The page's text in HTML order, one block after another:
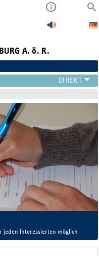
A. ö. R.
jeden Interessierten möglich